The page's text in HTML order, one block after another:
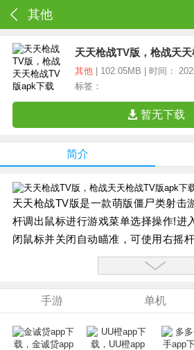
其他
天天枪战TV版，枪战天
其他| 102.05MB | 时间：
标签：
暂无下载
简介
天天枪战TV版是一款萌版僵尸类射击
杆调出鼠标进行游戏菜单选择操作!进
闭鼠标并关闭自动瞄准，可使用右摇
2029年，星云共和国安全局秘密启动
人”。十年后，一种名为“噬灵"的病毒
发。战斗还是死亡?你来选择!游戏深
的恐怖气氛，华丽酷炫的特技、全新
械选择，血色萝莉带你进入极限微操
手游 单机